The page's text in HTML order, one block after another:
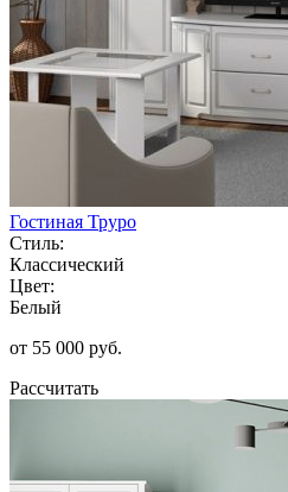
Гостиная Труро
Стиль:
Классический
Цвет:
Белый
от 55 000 руб.
Рассчитать